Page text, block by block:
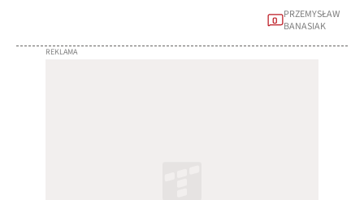
0
PRZEMYSŁAW
BANASIAK